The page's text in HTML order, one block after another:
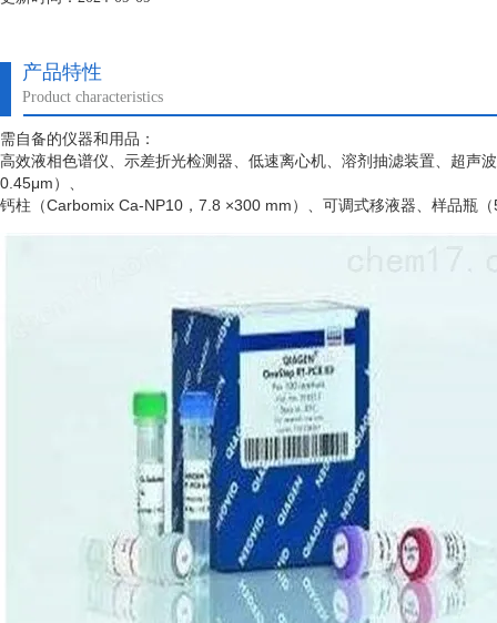
产品特性
Product characteristics
需自备的仪器和用品：
高效液相色谱仪、示差折光检测器、低速离心机、溶剂抽滤装置、超声
0.45μm）、
钙柱（Carbomix Ca-NP10，7.8 ×300 mm）、可调式移液器、样品瓶